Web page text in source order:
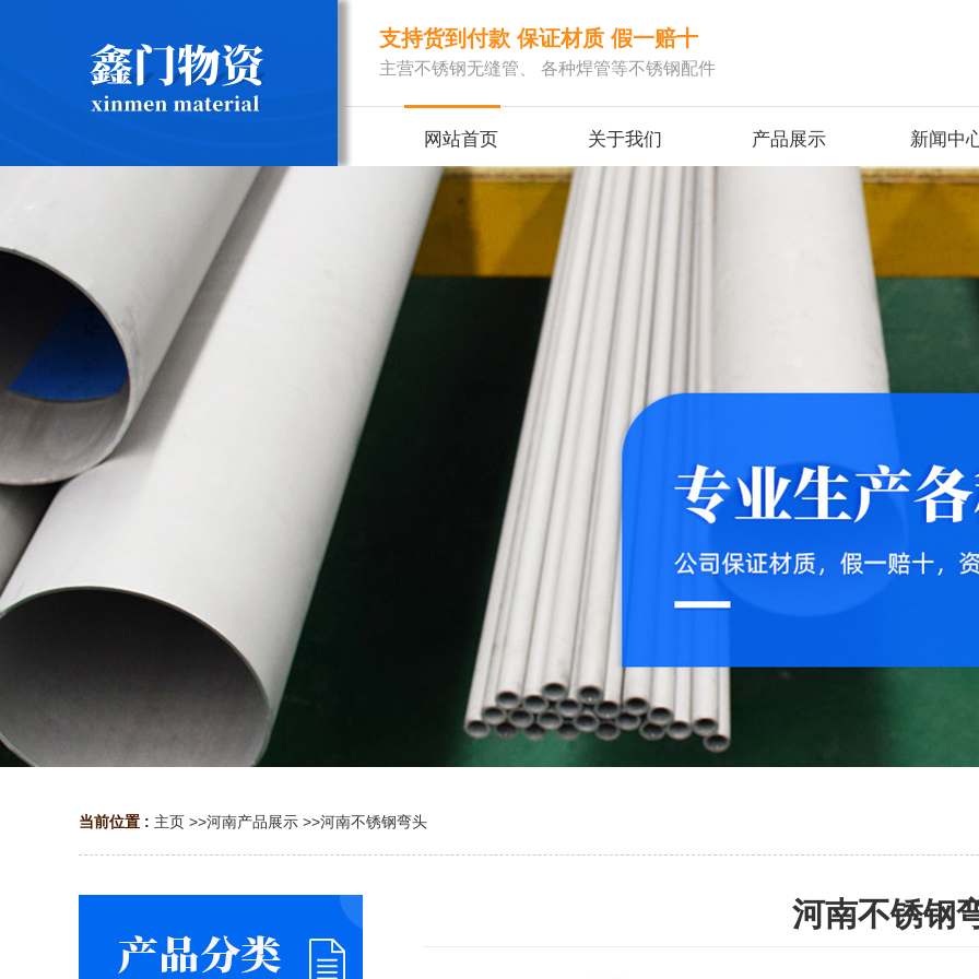
支持货到付款 保证材质 假一赔十
主营不锈钢无缝管、 各种焊管等不锈钢配件
网站首页 关于我们 产品展示 新闻中
当前位置 : 主页 >>河南产品展示 >>河南不锈钢弯头
河南不锈钢